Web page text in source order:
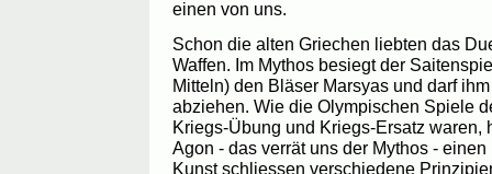
einen von uns.
Schon die alten Griechen liebten das
Waffen. Im Mythos besiegt der
Mitteln) den Bläser Marsyas und darf
abziehen. Wie die Olympischen Spiele
Kriegs-Übung und Kriegs-Ersatz waren,
Agon - das verrät uns der Mythos -
Kunst schliessen verschiedene